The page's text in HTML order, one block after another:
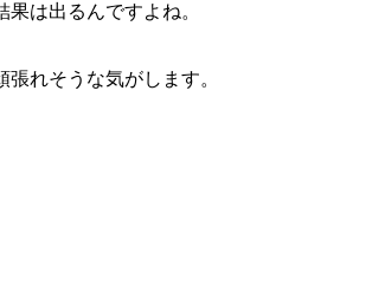
は出るんですよね。
れそうな気がします。